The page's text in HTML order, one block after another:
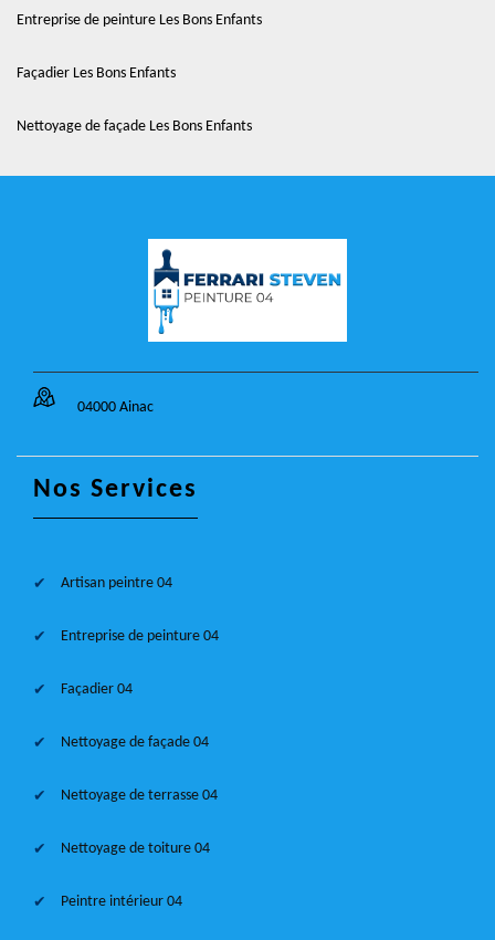
Entreprise de peinture Les Bons Enfants
Façadier Les Bons Enfants
Nettoyage de façade Les Bons Enfants
04000 Ainac
Nos Services
Artisan peintre 04
Entreprise de peinture 04
Façadier 04
Nettoyage de façade 04
Nettoyage de terrasse 04
Nettoyage de toiture 04
Peintre intérieur 04